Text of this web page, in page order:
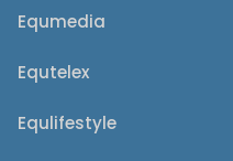
Equmedia
Equtelex
Equlifestyle